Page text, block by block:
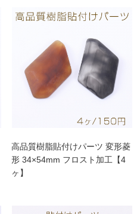
高品質樹脂貼付けパーツ 変形菱
形 34×54mm フロスト加工【4
ヶ】